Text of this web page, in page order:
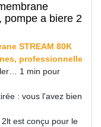
pompe a biere 2
STREAM 80K
professionnelle
1 min pour
: vous l'avez bien
est conçu pour le